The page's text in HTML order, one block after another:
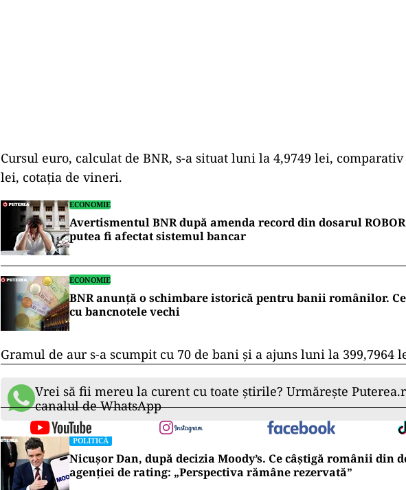
Cursul euro, calculat de BNR, s-a situat luni la 4,9749 lei, comparativ
lei, cotaţia de vineri.
ECONOMIE
Avertismentul BNR după amenda record din dosarul
putea fi afectat sistemul bancar
ECONOMIE
BNR anunță o schimbare istorică pentru banii românilor.
cu bancnotele vechi
Gramul de aur s-a scumpit cu 70 de bani şi a ajuns luni la 399,7964
Vrei să fii mereu la curent cu toate știrile? Urmărește
canalul de WhatsApp
POLITICĂ
Nicușor Dan, după decizia Moody’s. Ce câștigă românii din
agenției de rating: „Perspectiva rămâne rezervată”